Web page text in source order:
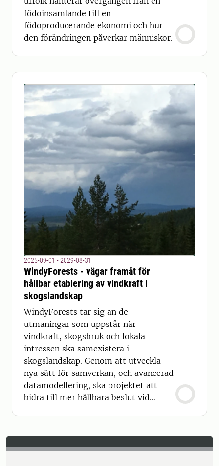
födoinsamlande till en
födoproducerande ekonomi och hur
den förändringen påverkar människor.
2025-09-01 - 2029-08-31
WindyForests - vägar framåt för
hållbar etablering av vindkraft i
skogslandskap
WindyForests tar sig an de
utmaningar som uppstår när
vindkraft, skogsbruk och lokala
intressen ska samexistera i
skogslandskap. Genom att utveckla
nya sätt för samverkan, och avancerad
datamodellering, ska projektet att
bidra till mer hållbara beslut vid